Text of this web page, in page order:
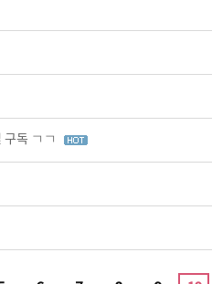
구독 ㄱㄱ